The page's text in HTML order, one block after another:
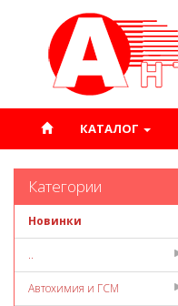
КАТАЛОГ
Категории
Новинки
..
Автохимия и ГСМ